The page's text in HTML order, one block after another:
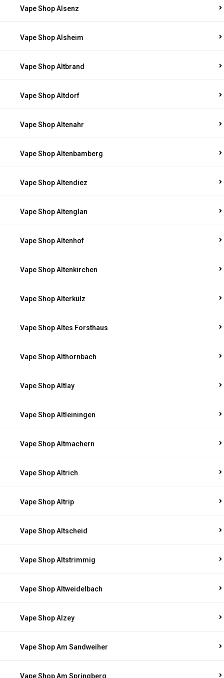
Vape Shop Alsenz
Vape Shop Alsheim
Vape Shop Altbrand
Vape Shop Altdorf
Vape Shop Altenahr
Vape Shop Altenbamberg
Vape Shop Altendiez
Vape Shop Altenglan
Vape Shop Altenhof
Vape Shop Altenkirchen
Vape Shop Alterkülz
Vape Shop Altes Forsthaus
Vape Shop Althornbach
Vape Shop Altlay
Vape Shop Altleiningen
Vape Shop Altmachern
Vape Shop Altrich
Vape Shop Altrip
Vape Shop Altscheid
Vape Shop Altstrimmig
Vape Shop Altweidelbach
Vape Shop Alzey
Vape Shop Am Sandweiher
Vape Shop Am Springberg